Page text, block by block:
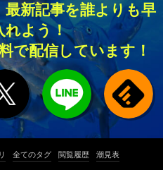
新記事を誰よりも早
れよう！
で配信しています！
全てのタグ 閲覧履歴 潮見表